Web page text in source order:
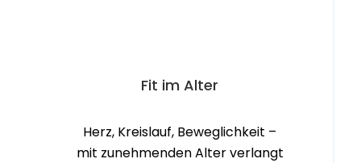
Fit im Alter
Herz, Kreislauf, Beweglichkeit –
mit zunehmenden Alter verlangt